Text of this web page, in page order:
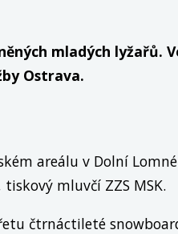
mladých lyžařů.
Ostrava.
areálu v Dolní
mluvčí ZZS MSK.
čtrnáctileté